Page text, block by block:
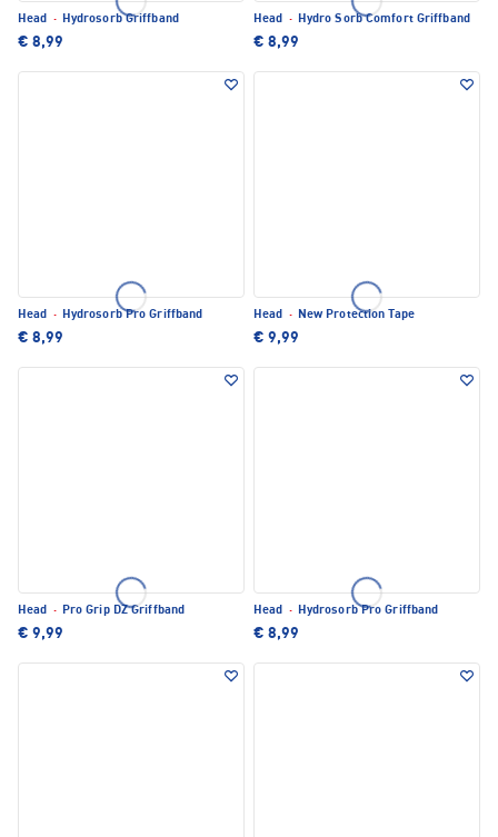
Head · Hydrosorb Griffband
€ 8,99
Head · Hydro Sorb Comfort Griffband
€ 8,99
Head · Hydrosorb Pro Griffband
€ 8,99
Head · New Protection Tape
€ 9,99
Head · Pro Grip DZ Griffband
€ 9,99
Head · Hydrosorb Pro Griffband
€ 8,99